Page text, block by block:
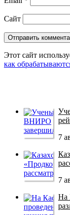
Сайт
Этот сайт
как
7
7
На